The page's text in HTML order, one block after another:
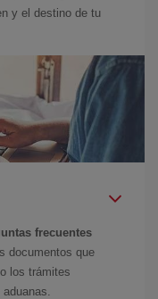
y el destino de tu
frecuentes
documentos que
los trámites